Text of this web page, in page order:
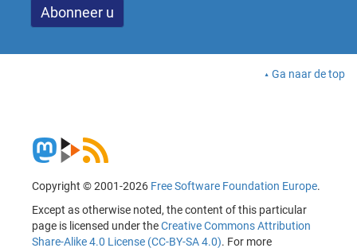
Ga naar de top
Copyright © 2001-2026 Free Software Foundation Europe.
Except as otherwise noted, the content of this particular
page is licensed under theCreative Commons Attribution
Share-Alike 4.0 License (CC-BY-SA 4.0). For more